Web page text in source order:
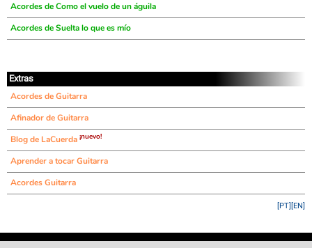
Acordes de Como el vuelo de un águila
Acordes de Suelta lo que es mío
Extras
Acordes de Guitarra
Afinador de Guitarra
Blog de LaCuerda ¡nuevo!
Aprender a tocar Guitarra
Acordes Guitarra
[EN]
[PT]